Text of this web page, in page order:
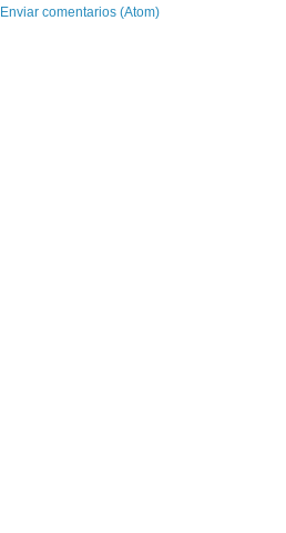
Enviar comentarios (Atom)